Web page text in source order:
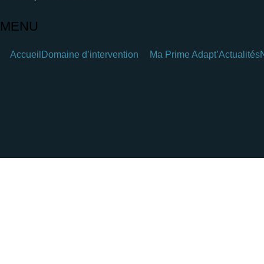
MENU
Accueil Domaine d’intervention Ma Prime Adapt’Actualités